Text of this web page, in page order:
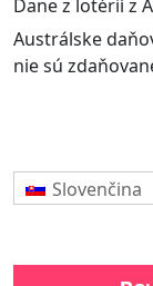
Dane z lotérií z
Austrálske
nie sú
Slovenčina